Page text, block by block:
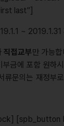
last”]
~ 2019.1.31
직접교부만 가능
금에 포함 원하
류문의는 재정부
[spb_button